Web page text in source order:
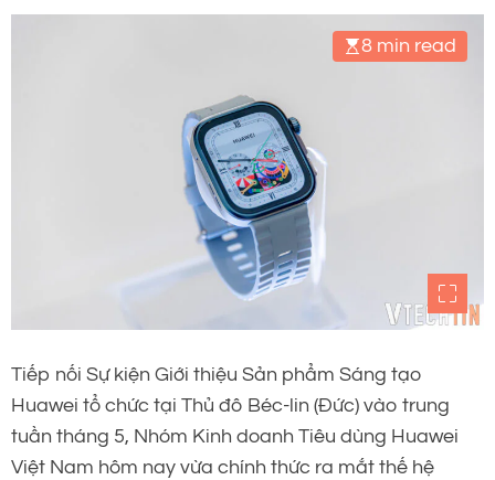
8 min read
Tiếp nối Sự kiện Giới thiệu Sản phẩm Sáng tạo
Huawei tổ chức tại Thủ đô Béc-lin (Đức) vào trung
tuần tháng 5, Nhóm Kinh doanh Tiêu dùng Huawei
Việt Nam hôm nay vừa chính thức ra mắt thế hệ